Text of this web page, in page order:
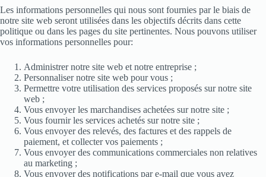
Les informations personnelles qui nous sont fournies par le biais de
notre site web seront utilisées dans les objectifs décrits dans cette
politique ou dans les pages du site pertinentes. Nous pouvons utiliser
vos informations personnelles pour:
Administrer notre site web et notre entreprise ;
Personnaliser notre site web pour vous ;
Permettre votre utilisation des services proposés sur notre site
web ;
Vous envoyer les marchandises achetées sur notre site ;
Vous fournir les services achetés sur notre site ;
Vous envoyer des relevés, des factures et des rappels de
paiement, et collecter vos paiements ;
Vous envoyer des communications commerciales non relatives
au marketing ;
Vous envoyer des notifications par e-mail que vous avez